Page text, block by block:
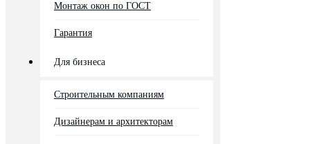
Монтаж окон по ГОСТ
Гарантия
Для бизнеса
Строительным компаниям
Дизайнерам и архитекторам